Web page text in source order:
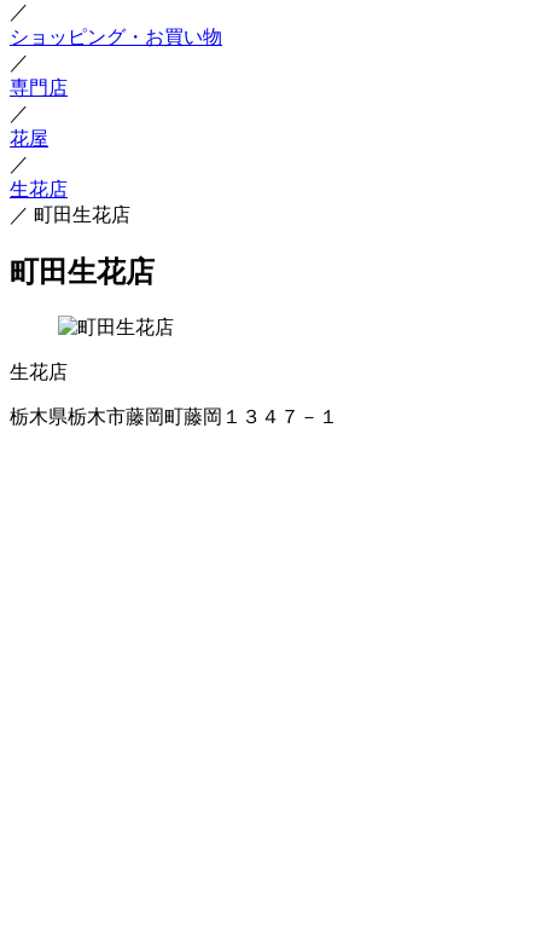
／
ショッピング・お買い物
／
専門店
／
花屋
／
生花店
／ 町田生花店
町田生花店
生花店
栃木県栃木市藤岡町藤岡１３４７－１